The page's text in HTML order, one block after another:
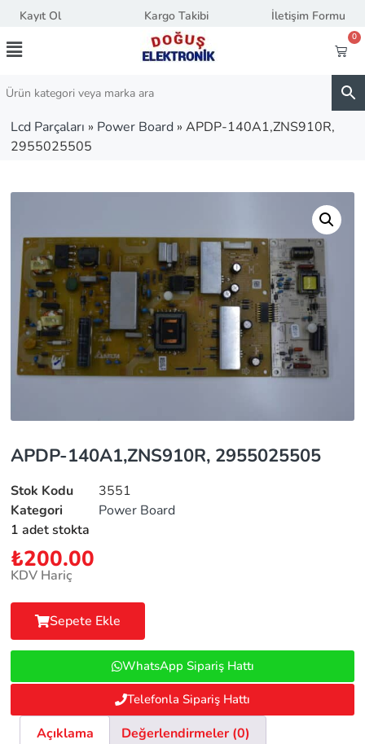
Kayıt Ol Kargo Takibi İletişim Formu
0
Lcd Parçaları » Power Board » APDP-140A1,ZNS910R,
2955025505
APDP-140A1,ZNS910R, 2955025505
Stok Kodu
3551
Kategori
Power Board
1 adet stokta
₺200.00
KDV Hariç
Sepete Ekle
WhatsApp Sipariş Hattı
Telefonla Sipariş Hattı
Açıklama Değerlendirmeler (0)